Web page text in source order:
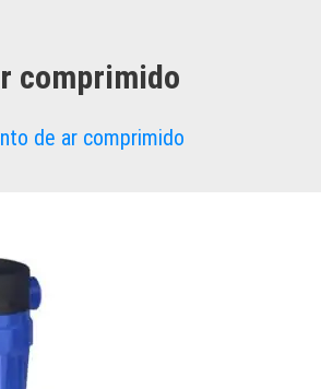
comprimido
de ar comprimido